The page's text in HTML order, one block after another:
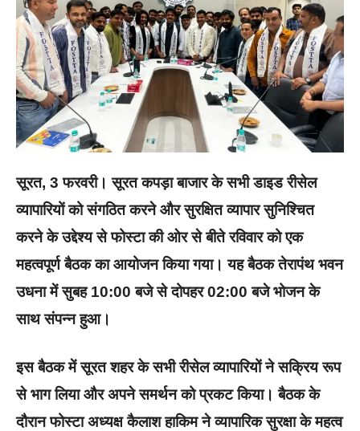
सूरत, 3 फरवरी। सूरत कपड़ा बाजार के सभी डाइड रीसेल
व्यापारियों को संगठित करने और सुरक्षित व्यापार सुनिश्चित
करने के उद्देश्य से फोस्टा की ओर से बीते रविवार को एक
महत्वपूर्ण बैठक का आयोजन किया गया। यह बैठक तेरापंथ भवन
उधना में सुबह 10:00 बजे से दोपहर 02:00 बजे भोजन के
साथ संपन्न हुआ।
इस बैठक में सूरत शहर के सभी रीसेल व्यापारियों ने सक्रिय रूप
से भाग लिया और अपने समर्थन को प्रकट किया। बैठक के
दौरान फोस्टा अध्यक्ष कैलाश हाकिम ने व्यापारिक सुरक्षा के महत्व